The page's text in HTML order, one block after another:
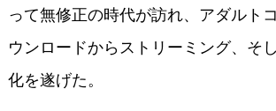
って無修正の時代が訪れ、アダルト
ウンロードからストリーミング、そ
化を遂げた。